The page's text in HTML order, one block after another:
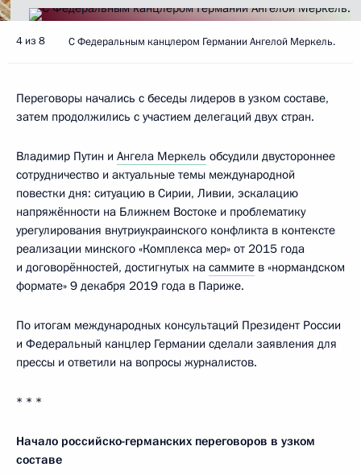
4 из 8 С Федеральным канцлером Германии Ангелой Меркель.
Переговоры начались с беседы лидеров в узком составе,
затем продолжились с участием делегаций двух стран.
Владимир Путин и Ангела Меркель обсудили двустороннее
сотрудничество и актуальные темы международной
повестки дня: ситуацию в Сирии, Ливии, эскалацию
напряжённости на Ближнем Востоке и проблематику
урегулирования внутриукраинского конфликта в контексте
реализации минского «Комплекса мер» от 2015 года
и договорённостей, достигнутых на саммите в «нормандском
формате» 9 декабря 2019 года в Париже.
По итогам международных консультаций Президент России
и Федеральный канцлер Германии сделали заявления для
прессы и ответили на вопросы журналистов.
* * *
Начало российско-германских переговоров в узком
составе